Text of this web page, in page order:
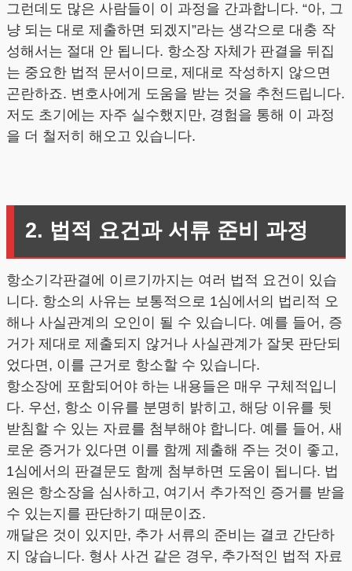
그런데도 많은 사람들이 이 과정을 간과합니다. “아, 그
냥 되는 대로 제출하면 되겠지”라는 생각으로 대충 작
성해서는 절대 안 됩니다. 항소장 자체가 판결을 뒤집
는 중요한 법적 문서이므로, 제대로 작성하지 않으면
곤란하죠. 변호사에게 도움을 받는 것을 추천드립니다.
저도 초기에는 자주 실수했지만, 경험을 통해 이 과정
을 더 철저히 해오고 있습니다.
2. 법적 요건과 서류 준비 과정
항소기각판결에 이르기까지는 여러 법적 요건이 있습
니다. 항소의 사유는 보통적으로 1심에서의 법리적 오
해나 사실관계의 오인이 될 수 있습니다. 예를 들어, 증
거가 제대로 제출되지 않거나 사실관계가 잘못 판단되
었다면, 이를 근거로 항소할 수 있습니다.
항소장에 포함되어야 하는 내용들은 매우 구체적입니
다. 우선, 항소 이유를 분명히 밝히고, 해당 이유를 뒷
받침할 수 있는 자료를 첨부해야 합니다. 예를 들어, 새
로운 증거가 있다면 이를 함께 제출해 주는 것이 좋고,
1심에서의 판결문도 함께 첨부하면 도움이 됩니다. 법
원은 항소장을 심사하고, 여기서 추가적인 증거를 받을
수 있는지를 판단하기 때문이죠.
깨달은 것이 있지만, 추가 서류의 준비는 결코 간단하
지 않습니다. 형사 사건 같은 경우, 추가적인 법적 자료